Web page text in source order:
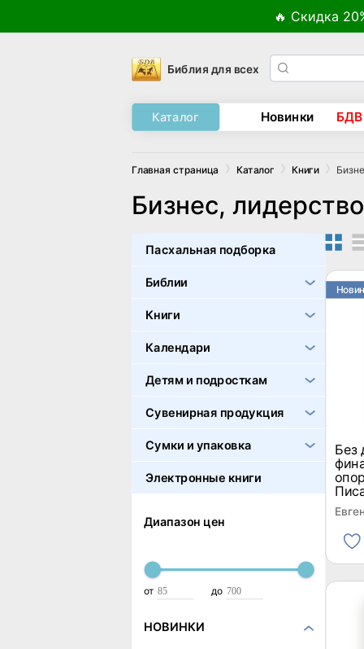
🔥 Скидка
Библия для всех
Каталог Новинки БДВ
Главная страница Каталог Книги
Бизнес,
Пасхальная подборка
Библии
Книги
Календари
Детям и подросткам
Сувенирная продукция
Сумки и упаковка
Электронные книги
Диапазон цен
от до
НОВИНКИ
Без